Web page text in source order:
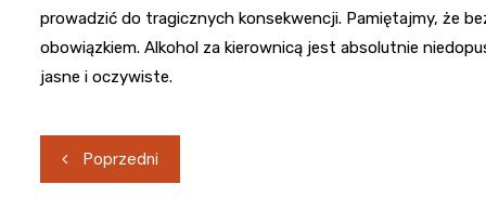
prowadzić do tragicznych konsekwencji. Pamiętajmy, że
obowiązkiem. Alkohol za kierownicą jest absolutnie
jasne i oczywiste.
Nawigacja
wpisu
Poprzedni